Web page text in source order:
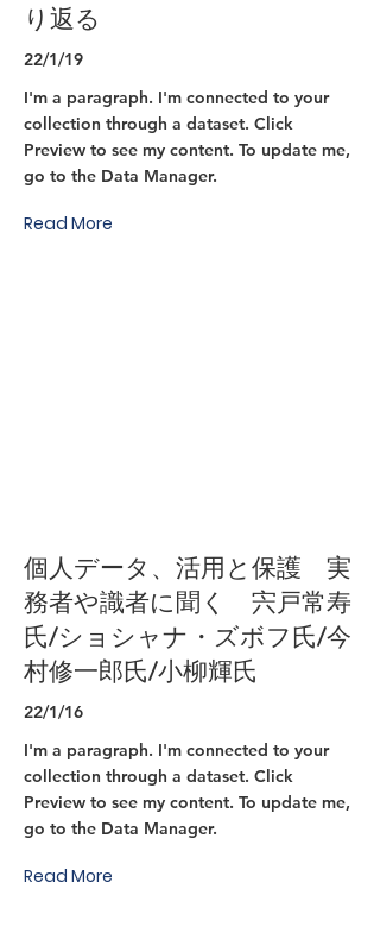
り返る
22/1/19
I'm a paragraph. I'm connected to your
collection through a dataset. Click
Preview to see my content. To update me,
go to the Data Manager.
Read More
個人データ、活用と保護 実
務者や識者に聞く 宍戸常寿
氏/ショシャナ・ズボフ氏/今
村修一郎氏/小柳輝氏
22/1/16
I'm a paragraph. I'm connected to your
collection through a dataset. Click
Preview to see my content. To update me,
go to the Data Manager.
Read More